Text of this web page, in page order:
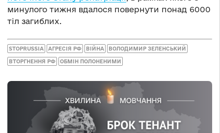
минулого тижня вдалося повернути понад 6000
тіл загиблих.
STOPRUSSIA АГРЕСІЯ РФ ВІЙНА ВОЛОДИМИР ЗЕЛЕНСЬКИЙ
ВТОРГНЕННЯ РФ ОБМІН ПОЛОНЕНИМИ